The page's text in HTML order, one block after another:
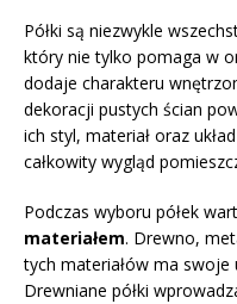
Półki są niezwykle
który nie tylko pomaga w
dodaje charakteru
dekoracji pustych ścian
ich styl, materiał oraz
całkowity wygląd
Podczas wyboru półek
materiałem. Drewno,
tych materiałów ma swoje
Drewniane półki